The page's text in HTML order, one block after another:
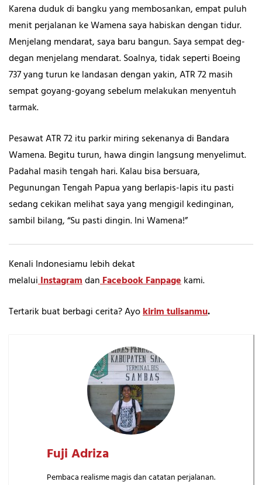
Karena duduk di bangku yang membosankan, empat puluh
menit perjalanan ke Wamena saya habiskan dengan tidur.
Menjelang mendarat, saya baru bangun. Saya sempat deg-
degan menjelang mendarat. Soalnya, tidak seperti Boeing
737 yang turun ke landasan dengan yakin, ATR 72 masih
sempat goyang-goyang sebelum melakukan menyentuh
tarmak.
Pesawat ATR 72 itu parkir miring sekenanya di Bandara
Wamena. Begitu turun, hawa dingin langsung menyelimut.
Padahal masih tengah hari. Kalau bisa bersuara,
Pegunungan Tengah Papua yang berlapis-lapis itu pasti
sedang cekikan melihat saya yang mengigil kedinginan,
sambil bilang, “Su pasti dingin. Ini Wamena!”
Kenali Indonesiamu lebih dekat
melaluiInstagramdanFacebook Fanpagekami.
Tertarik buat berbagi cerita? Ayokirim tulisanmu.
Fuji Adriza
Pembaca realisme magis dan catatan perjalanan.